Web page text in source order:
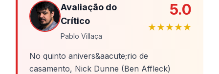
Avaliação do
Crítico
Pablo Villaça
5.0
★★★★★
No quinto anivers&aacute;rio de
casamento, Nick Dunne (Ben Affleck)